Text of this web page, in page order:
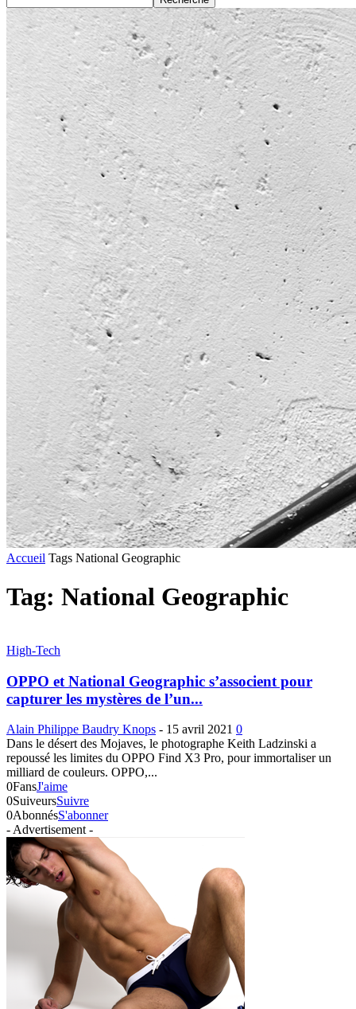
Accueil Tags National Geographic
Tag: National Geographic
High-Tech
OPPO et National Geographic s’associent pour
capturer les mystères de l’un...
Alain Philippe Baudry Knops - 15 avril 2021 0
Dans le désert des Mojaves, le photographe Keith Ladzinski a
repoussé les limites du OPPO Find X3 Pro, pour immortaliser un
milliard de couleurs. OPPO,...
0FansJ'aime
0SuiveursSuivre
0AbonnésS'abonner
- Advertisement -